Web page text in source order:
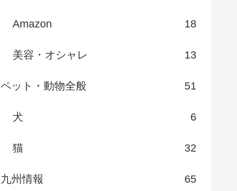
Amazon 18
美容・オシャレ 13
ペット・動物全般 51
犬 6
猫 32
九州情報 65